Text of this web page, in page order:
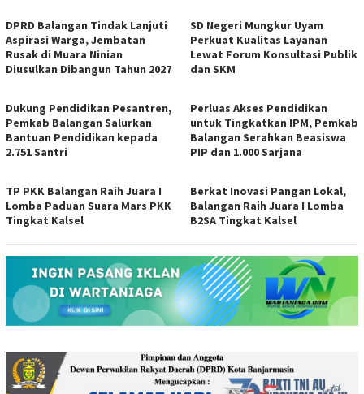
DPRD Balangan Tindak Lanjuti
Aspirasi Warga, Jembatan
Rusak di Muara Ninian
Diusulkan Dibangun Tahun 2027
SD Negeri Mungkur Uyam
Perkuat Kualitas Layanan
Lewat Forum Konsultasi Publik
dan SKM
Dukung Pendidikan Pesantren,
Pemkab Balangan Salurkan
Bantuan Pendidikan kepada
2.751 Santri
Perluas Akses Pendidikan
untuk Tingkatkan IPM, Pemkab
Balangan Serahkan Beasiswa
PIP dan 1.000 Sarjana
TP PKK Balangan Raih Juara I
Lomba Paduan Suara Mars PKK
Tingkat Kalsel
Berkat Inovasi Pangan Lokal,
Balangan Raih Juara I Lomba
B2SA Tingkat Kalsel